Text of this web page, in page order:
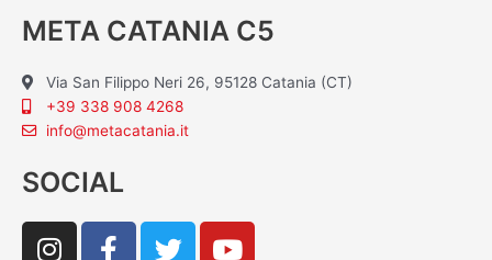
META CATANIA C5
Via San Filippo Neri 26, 95128 Catania (CT)
+39 338 908 4268
info@metacatania.it
SOCIAL
I
F
T
Y